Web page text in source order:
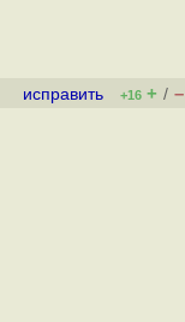
исправить +16 + / –